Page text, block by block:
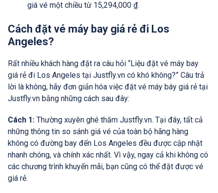
giá vé một chiều từ 15,294,000 ₫.
Cách đặt vé máy bay giá rẻ đi Los
Angeles?
Rất nhiều khách hàng đặt ra câu hỏi “Liệu đặt vé máy bay
giá rẻ đi Los Angeles tại Justfly.vn có khó không?” Câu trả
lời là không, hãy đơn giản hóa việc đặt vé máy báy giá rẻ tại
Justfly.vn bằng những cách sau đây:
Cách 1: Thường xuyên ghé thăm Justfly.vn. Tại đây, tất cả
những thông tin so sánh giá vé của toàn bộ hãng hàng
không có đường bay đến Los Angeles đều được cập nhật
nhanh chóng, và chính xác nhất. Vì vậy, ngay cả khi không có
các chương trình khuyến mãi, bạn cũng có thể đặt được vé
giá rẻ.